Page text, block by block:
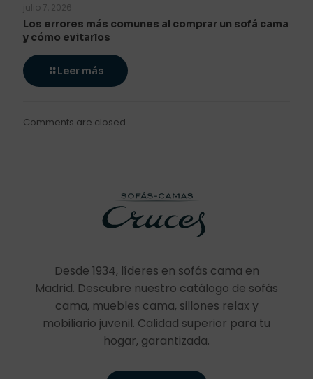
julio 7, 2026
Los errores más comunes al comprar un sofá cama
y cómo evitarlos
Leer más
Comments are closed.
Desde 1934, líderes en sofás cama en
Madrid. Descubre nuestro catálogo de sofás
cama, muebles cama, sillones relax y
mobiliario juvenil. Calidad superior para tu
hogar, garantizada.